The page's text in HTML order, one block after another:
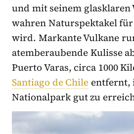
und mit seinem glasklaren
wahren Naturspektakel
wird. Markante Vulkane
atemberaubende Kulisse
Puerto Varas, circa 1000
Santiago de Chile entfernt,
Nationalpark gut zu